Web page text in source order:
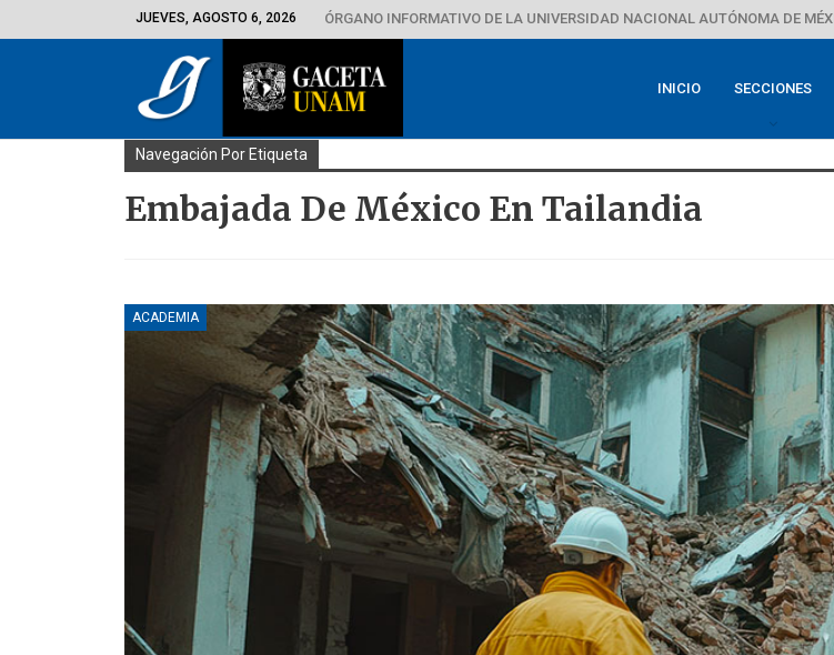
JUEVES, AGOSTO 6, 2026 ÓRGANO INFORMATIVO DE LA UNIVERSIDAD NACIONAL AUTÓNOMA DE
INICIO SECCIONES
Navegación Por Etiqueta
Embajada De México En Tailandia
ACADEMIA